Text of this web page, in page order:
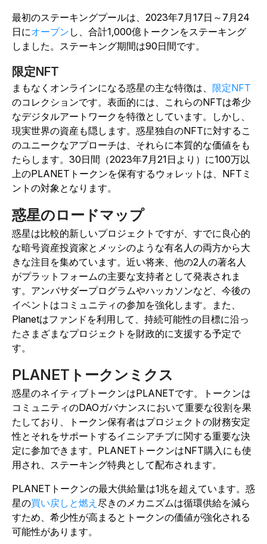
最初のステーキングプールは、2023年7月17日～7月24
日にオープン し、合計1,000億トークンをステーキング
しました。ステーキング期間は90日間です。
限定NFT
まもなくオンラインになる惑星の主な特徴は、 限定NFT
のコレクションです。表面的には、これらのNFTは希少
なデジタルアートワークを特徴としています。しかし、
現実世界の資産も隠します。惑星独自のNFTに対するこ
のユニークなアプローチは、それらに本質的な価値をも
たらします。30日間（2023年7月21日より）に100万以
上のPLANETトークンを保有するウォレットは、NFTミ
ントの対象となります。
惑星のロードマップ
惑星は比較的新しいプロジェクトですが、すでに良心的
な暗号資産投資家とメッシのような有名人の両方から大
きな注目を集めています。近い将来、他の2人の著名人
がプラットフォームの主要な支持者として発表されま
す。アンバサダープログラムやハッカソンなど、今後の
イベントはコミュニティの参加を強化します。また、
Planetはファンドを利用して、持続可能性の目標に沿っ
たさまざまなプロジェクトを財政的に支援する予定で
す。
PLANETトークンミクス
惑星のネイティブトークンはPLANETです。トークンは
コミュニティのDAOガバナンスにおいて重要な役割を果
たしており、トークン保有者はプロジェクトの財務安定
性とそれをサポートするイニシアチブに関する重要な決
定に参加できます。PLANETトークンはNFT購入にも使
用され、ステーキング特典として配布されます。
PLANETトークンの最大供給量は1兆を超えています。惑
星の買い戻しと燃え 尽きのメカニズムは循環供給を減ら
すため、希少性が高まるとトークンの価値が強化される
可能性があります。